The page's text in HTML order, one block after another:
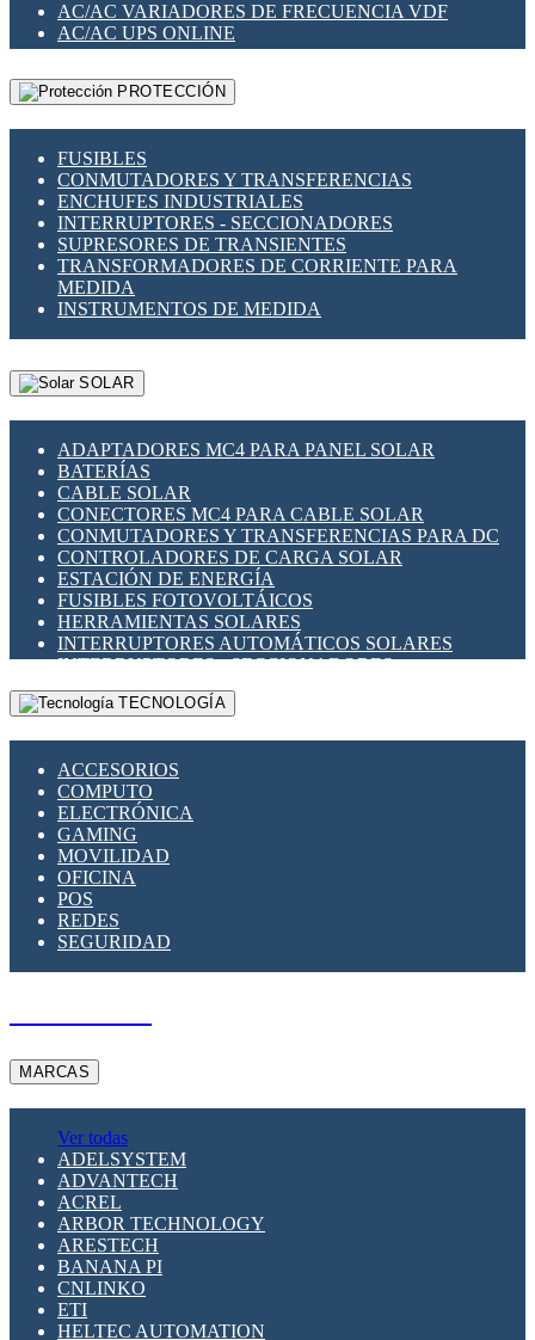
VIGILANCIA IP (CCTV)
MESHTASTIC
AC/AC VARIADORES DE FRECUENCIA VDF
AC/AC UPS ONLINE
PROTECCIÓN
FUSIBLES
CONMUTADORES Y TRANSFERENCIAS
ENCHUFES INDUSTRIALES
INTERRUPTORES - SECCIONADORES
SUPRESORES DE TRANSIENTES
TRANSFORMADORES DE CORRIENTE PARA
MEDIDA
INSTRUMENTOS DE MEDIDA
SOLAR
ADAPTADORES MC4 PARA PANEL SOLAR
BATERÍAS
CABLE SOLAR
CONECTORES MC4 PARA CABLE SOLAR
CONMUTADORES Y TRANSFERENCIAS PARA DC
CONTROLADORES DE CARGA SOLAR
ESTACIÓN DE ENERGÍA
FUSIBLES FOTOVOLTÁICOS
HERRAMIENTAS SOLARES
INTERRUPTORES AUTOMÁTICOS SOLARES
INTERRUPTORES - SECCIONADORES
FOTOVOLTÁICOS
MONTAJE PANEL SOLAR
SUPRESOR DE TRANSIENTES SPDS PARA
APLICACIONES FOTOVOLTAICAS
TECNOLOGÍA
ACCESORIOS
COMPUTO
ELECTRÓNICA
GAMING
MOVILIDAD
OFICINA
POS
REDES
SEGURIDAD
MARCAS
Ver todas
ADELSYSTEM
ADVANTECH
ACREL
ARBOR TECHNOLOGY
ARESTECH
BANANA PI
CNLINKO
ETI
HELTEC AUTOMATION